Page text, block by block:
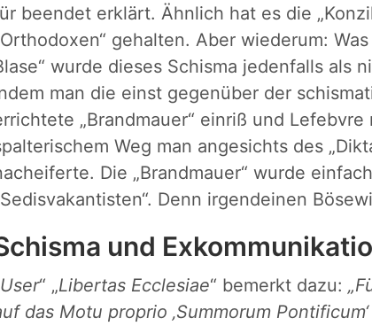
beendet erklärt. Ähnlich hat es die
gehalten. Aber wiederum:
wurde dieses Schisma jedenfalls als
man die einst gegenüber der
„Brandmauer“ einriß und
Weg man angesichts des
Die „Brandmauer“ wurde
Denn irgendeinen
und
User“ „Libertas Ecclesiae“ bemerkt dazu:
das Motu proprio ‚Summorum